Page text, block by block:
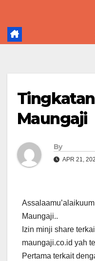
content
Maungaji
By
APR 21,
Maungaji..
Izin minji share
maungaji.co.id yah
Pertama terkait